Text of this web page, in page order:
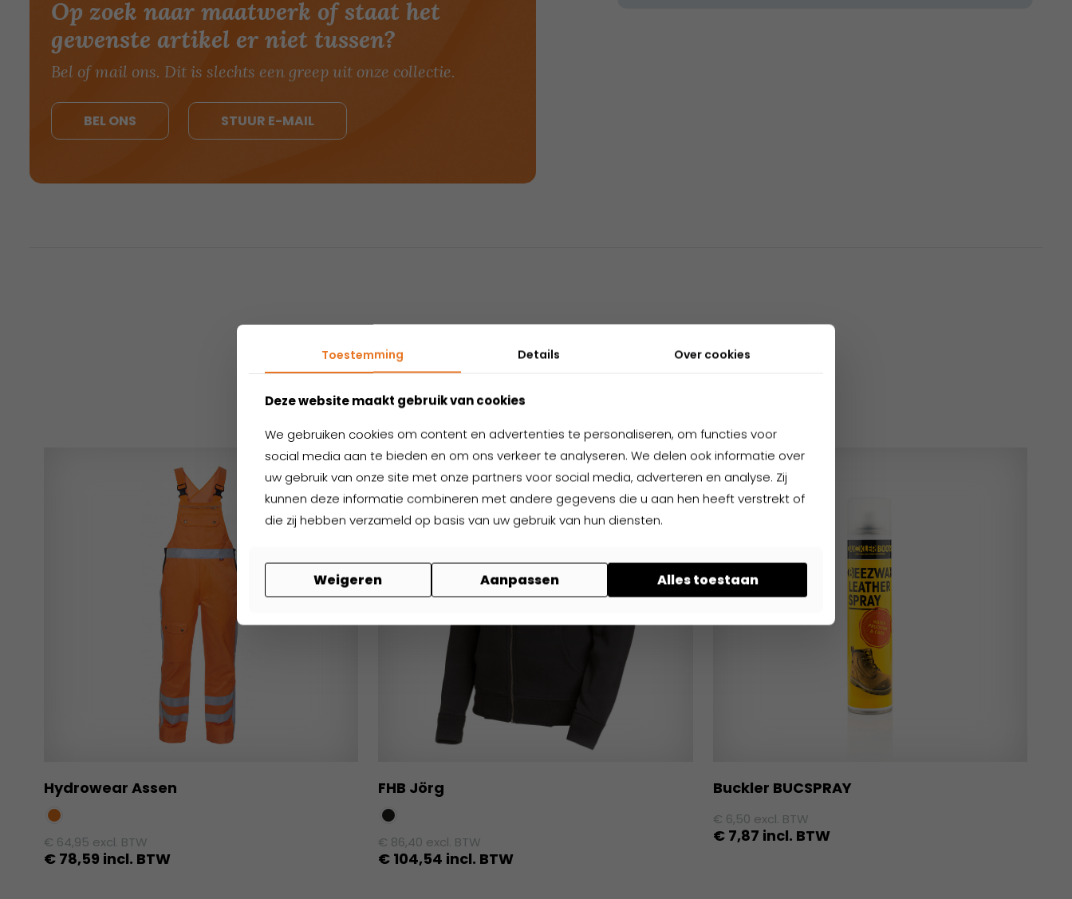
Op zoek naar maatwerk of staat het
gewenste artikel er niet tussen?
Bel of mail ons. Dit is slechts een greep uit onze collectie.
BEL ONS STUUR E-MAIL
Nog niet gevonden wat je zoekt?
Gerelateerde producten
Hydrowear Assen
€ 64,95 excl. BTW
€78,59 incl. BTW
FHB Jörg
€ 86,40 excl. BTW
€ 104,54 incl. BTW
Buckler BUCSPRAY
€ 6,50 excl. BTW
€7,87 incl. BTW
Toestemming Details Over cookies
Deze website maakt gebruik van cookies
We gebruiken cookies om content en advertenties te personaliseren, om functies voor
social media aan te bieden en om ons verkeer te analyseren. We delen ook informatie over
uw gebruik van onze site met onze partners voor social media, adverteren en analyse. Zij
kunnen deze informatie combineren met andere gegevens die u aan hen heeft verstrekt of
die zij hebben verzameld op basis van uw gebruik van hun diensten.
Weigeren Aanpassen Alles toestaan